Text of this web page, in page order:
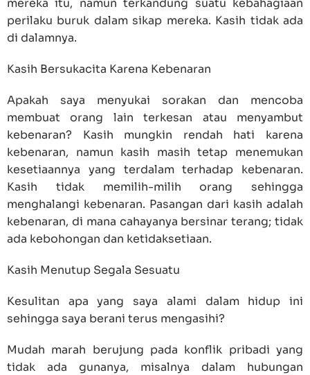
mereka itu, namun terkandung suatu kebahagiaan
perilaku buruk dalam sikap mereka. Kasih tidak ada
di dalamnya.
Kasih Bersukacita Karena Kebenaran
Apakah saya menyukai sorakan dan mencoba
membuat orang lain terkesan atau menyambut
kebenaran? Kasih mungkin rendah hati karena
kebenaran, namun kasih masih tetap menemukan
kesetiaannya yang terdalam terhadap kebenaran.
Kasih tidak memilih-milih orang sehingga
menghalangi kebenaran. Pasangan dari kasih adalah
kebenaran, di mana cahayanya bersinar terang; tidak
ada kebohongan dan ketidaksetiaan.
Kasih Menutup Segala Sesuatu
Kesulitan apa yang saya alami dalam hidup ini
sehingga saya berani terus mengasihi?
Mudah marah berujung pada konflik pribadi yang
tidak ada gunanya, misalnya dalam hubungan